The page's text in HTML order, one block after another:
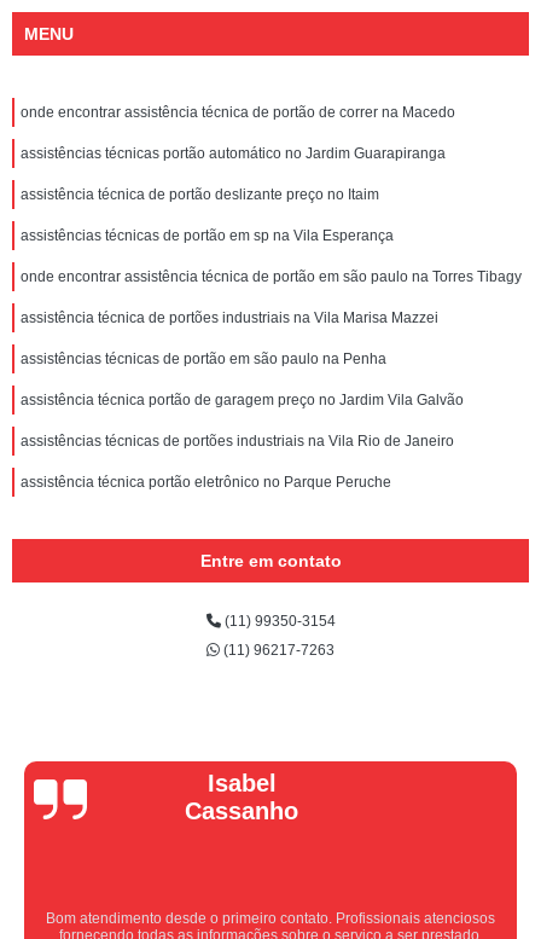
MENU
onde encontrar assistência técnica de portão de correr na Macedo
assistências técnicas portão automático no Jardim Guarapiranga
assistência técnica de portão deslizante preço no Itaim
assistências técnicas de portão em sp na Vila Esperança
onde encontrar assistência técnica de portão em são paulo na Torres Tibagy
assistência técnica de portões industriais na Vila Marisa Mazzei
assistências técnicas de portão em são paulo na Penha
assistência técnica portão de garagem preço no Jardim Vila Galvão
assistências técnicas de portões industriais na Vila Rio de Janeiro
assistência técnica portão eletrônico no Parque Peruche
Entre em contato
(11) 99350-3154
(11) 96217-7263
Vera Maria
Equipe nota 10, trabalho rápido com excelência , super organizados.